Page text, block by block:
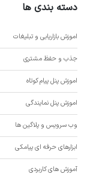
دسته بندی ها
اموزش بازاریابی و تبلیغات
جذب و حفظ مشتری
اموزش پنل پیام کوتاه
اموزش پنل نمایندگی
وب سرویس و پلاگین ها
ابزارهای حرفه ای پیامکی
آموزش های کاربردی